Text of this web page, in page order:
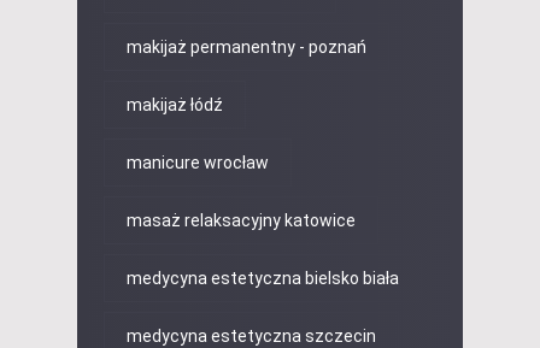
makijaż permanentny - poznań
makijaż łódź
manicure wrocław
masaż relaksacyjny katowice
medycyna estetyczna bielsko biała
medycyna estetyczna szczecin